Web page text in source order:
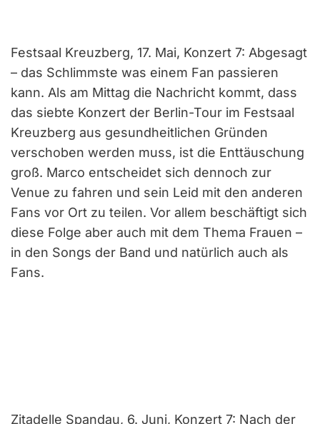
Festsaal Kreuzberg, 17. Mai, Konzert 7: Abgesagt
– das Schlimmste was einem Fan passieren
kann. Als am Mittag die Nachricht kommt, dass
das siebte Konzert der Berlin-Tour im Festsaal
Kreuzberg aus gesundheitlichen Gründen
verschoben werden muss, ist die Enttäuschung
groß. Marco entscheidet sich dennoch zur
Venue zu fahren und sein Leid mit den anderen
Fans vor Ort zu teilen. Vor allem beschäftigt sich
diese Folge aber auch mit dem Thema Frauen –
in den Songs der Band und natürlich auch als
Fans.
Zitadelle Spandau, 6. Juni, Konzert 7: Nach der